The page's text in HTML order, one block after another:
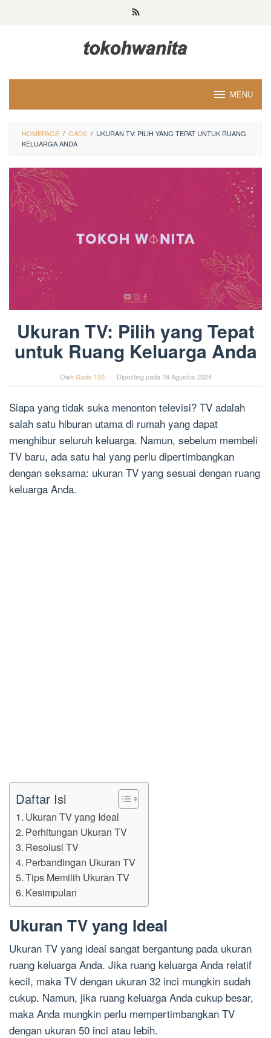
MENU
HOMEPAGE / GADS / UKURAN TV: PILIH YANG TEPAT UNTUK RUANG
KELUARGA ANDA
Ukuran TV: Pilih yang Tepat
untuk Ruang Keluarga Anda
OlehGads 100 Diposting pada 18 Agustus 2024
Siapa yang tidak suka menonton televisi? TV adalah
salah satu hiburan utama di rumah yang dapat
menghibur seluruh keluarga. Namun, sebelum membeli
TV baru, ada satu hal yang perlu dipertimbangkan
dengan seksama: ukuran TV yang sesuai dengan ruang
keluarga Anda.
Daftar Isi
Ukuran TV yang Ideal
Perhitungan Ukuran TV
Resolusi TV
Perbandingan Ukuran TV
Tips Memilih Ukuran TV
Kesimpulan
Ukuran TV yang Ideal
Ukuran TV yang ideal sangat bergantung pada ukuran
ruang keluarga Anda. Jika ruang keluarga Anda relatif
kecil, maka TV dengan ukuran 32 inci mungkin sudah
cukup. Namun, jika ruang keluarga Anda cukup besar,
maka Anda mungkin perlu mempertimbangkan TV
dengan ukuran 50 inci atau lebih.